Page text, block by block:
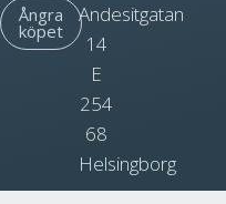
Andesitgatan
14
E
254
68
Helsingborg
Ångra
köpet